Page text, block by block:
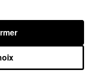
ALIMENTERRE :